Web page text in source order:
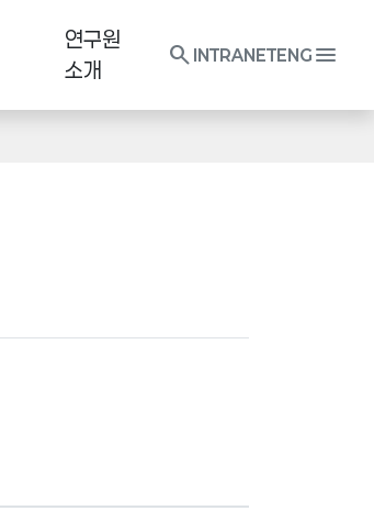
연구원
소개
search INTRANETENG menu